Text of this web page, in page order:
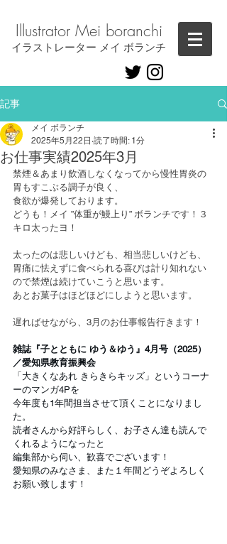
Illustrator ​Mei boranchi
​イラストレーター メイ ボランチ
記事
お仕事実績2025年3月
メイ ボランチ
2025年5月22日 読了時間: 1分
禁煙＆あまり飲酒しなくなってから慢性胃炎の
胃もすこぶる調子が良く、
食欲が爆発しております。
どうも！メイ ”体重が鰻上り” ボランチです！３
キロ太ったヨ！
太ったのは悲しいけども、相当悲しいけども、
胃痛に怯えずに食べられる喜びは計り知れない
ので禁煙は続けていこうと思います。
あとお菓子はほどほどにしようと思います。
遅ればせながら、3月のお仕事報告行きます！
雑誌『子とともに ゆう＆ゆう』4月号（2025）
／愛知県教育振興会
「大きくなあれ きらきらキッズ」というコーナ
ーのマンガ4Pを
今年度も1年間担当させて頂くことになりまし
た。
読者さんから好評らしく、お子さん達も読んで
くれるようになったと
編集部から伺い、歓喜でございます！
愛知県のみなさま、また１年間どうぞよろしく
お願い致します！